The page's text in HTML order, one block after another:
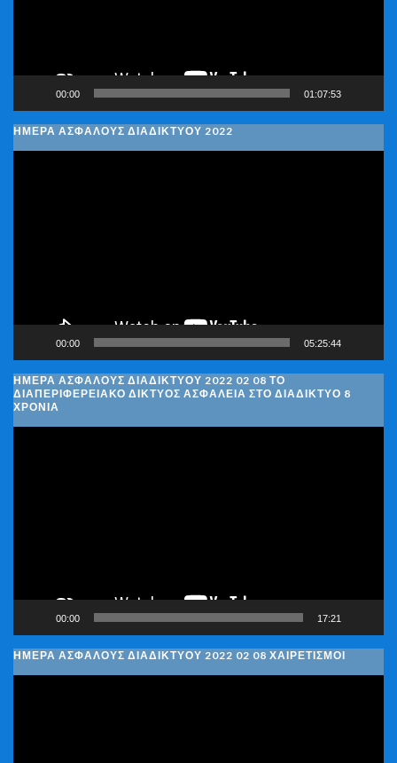
00:00 01:07:53
ΗΜΕΡΑ ΑΣΦΑΛΟΥΣ ΔΙΑΔΙΚΤΥΟΥ 2022
00:00 05:25:44
ΗΜΈΡΑ ΑΣΦΑΛΟΎΣ ΔΙΑΔΙΚΤΎΟΥ 2022 02 08 ΤΟ
ΔΙΑΠΕΡΙΦΕΡΕΙΑΚΌ ΔΊΚΤΥΟΣ ΑΣΦΆΛΕΙΑ ΣΤΟ ΔΙΑΔΊΚΤΥΟ 8
ΧΡΌΝΙΑ
00:00 17:21
ΗΜΈΡΑ ΑΣΦΑΛΟΎΣ ΔΙΑΔΙΚΤΎΟΥ 2022 02 08 ΧΑΙΡΕΤΙΣΜΟΊ